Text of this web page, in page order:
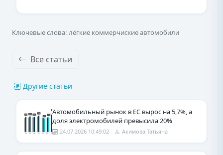
Ключевые слова: лёгкие коммерчиские автомобили
Все статьи
Другие статьи
Автомобильный рынок в ЕС вырос на 5,7%, а
доля электромобилей превысила 20%
24.07.2026 10:49:02 Акимова Татьяна